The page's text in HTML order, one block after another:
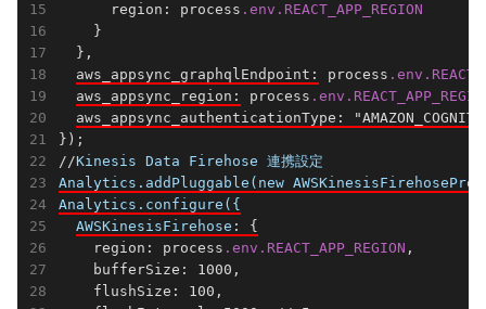
      region: process
.env .REACT_APP_REGION
    }
  },
aws_appsync_graphqlEndpoint:
process .env
aws_appsync_region:
process .env
aws_appsync_authenticationType:
});
//
Analytics.addPluggable(new
Analytics.configure({
AWSKinesisFirehose : {
    region: process
.env .REACT_APP_REGION ,
    bufferSize: 1000,
    flushSize: 100,